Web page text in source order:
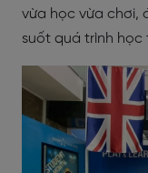
vừa học vừa chơi,
suốt quá trình học